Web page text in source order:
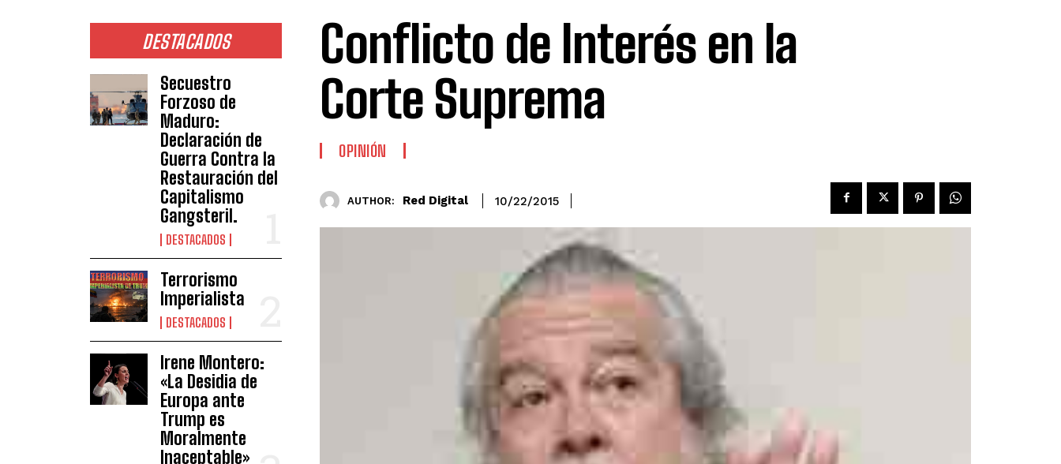
DESTACADOS
Secuestro
Forzoso de
Maduro:
Declaración de
Guerra Contra la
Restauración del
Capitalismo
Gangsteril.
DESTACADOS
Terrorismo
Imperialista
DESTACADOS
Irene Montero:
«La Desidia de
Europa ante
Trump es
Moralmente
Inaceptable»
Conflicto de Interés en la
Corte Suprema
OPINIÓN
AUTHOR: Red Digital 10/22/2015